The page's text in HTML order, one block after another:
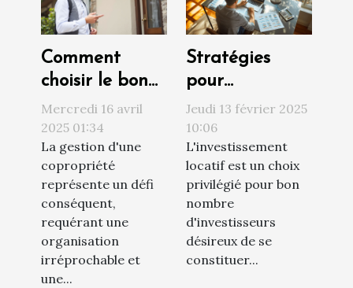
Comment
choisir le bon
syndic de
copropriété
pour une
gestion
efficace
Mercredi 16 avril
2025 01:34
La gestion d'une
copropriété
représente un défi
conséquent,
requérant une
organisation
irréprochable et
une...
Stratégies
pour
augmenter la
rentabilité de
votre
investissement
locatif
Jeudi 13 février 2025
10:06
L'investissement
locatif est un choix
privilégié pour bon
nombre
d'investisseurs
désireux de se
constituer...